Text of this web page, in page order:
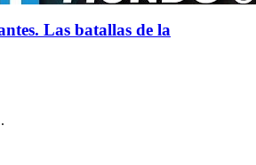
Las batallas de la